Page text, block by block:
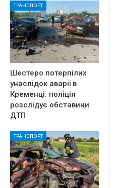
ТРАНСПОРТ
Шестеро потерпілих
унаслідок аварії в
Кременці: поліція
розслідує обставини
ДТП
ТРАНСПОРТ